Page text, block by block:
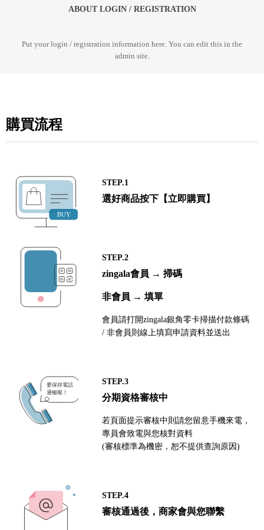
ABOUT LOGIN / REGISTRATION
Put your login / registration information here. You can edit this in the
admin site.
購買流程
STEP.1
選好商品按下【立即購買】
STEP.2
zingala會員 → 掃碼
非會員 → 填單
會員請打開zingala銀角零卡掃描付款條碼
/ 非會員則線上填寫申請資料並送出
STEP.3
分期資格審核中
若頁面提示審核中則請您留意手機來電，
專員會致電與您核對資料
(審核標準為機密，恕不提供查詢原因)
STEP.4
審核通過後，商家會與您聯繫